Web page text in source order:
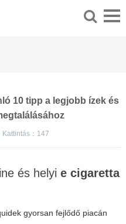
10 tipp a legjobb ízek és
Kattintás： 147
és helyi e cigaretta
gyorsan fejlődő piacán